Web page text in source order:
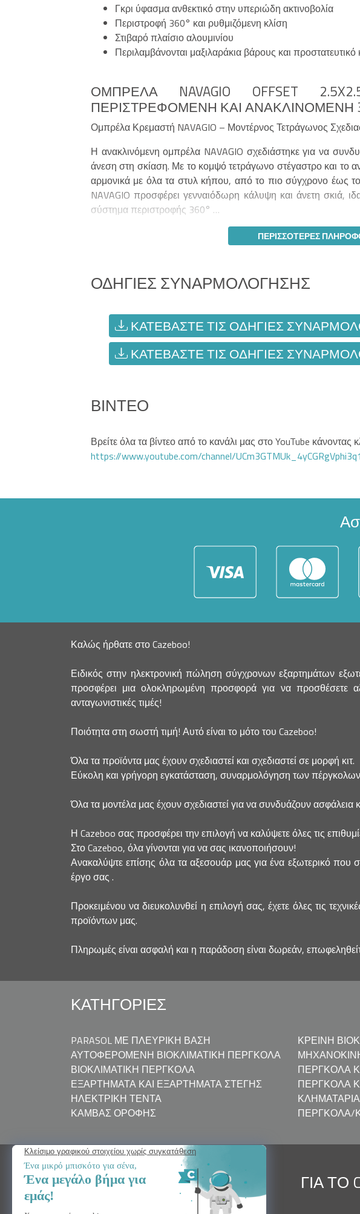
Γκρι ύφασμα ανθεκτικό στην υπεριώδη ακτινοβολία
Περιστροφή 360° και ρυθμιζόμενη κλίση
Στιβαρό πλαίσιο αλουμινίου
Περιλαμβάνονται μαξιλαράκια βάρους και
ΟΜΠΡΈΛΑ NAVAGIO OFFSET
ΠΕΡΙΣΤΡΕΦΌΜΕΝΗ ΚΑΙ ΑΝΑΚΛΙΝΌΜΕΝΗ
Ομπρέλα Κρεμαστή NAVAGIO – Μοντέρνος Τετράγωνος
Η ανακλινόμενη ομπρέλα NAVAGIO σχεδιάστηκε για να
άνεση στη σκίαση. Με το κομψό τετράγωνο στέγαστρο και το
αρμονικά με όλα τα στυλ κήπου, από το πιο σύγχρονο έως
NAVAGIO προσφέρει γενναιόδωρη κάλυψη και άνετη σκιά,
σύστημα περιστροφής 360° …
ΠΕΡΙΣΣΌΤΕΡΕΣ
ΟΔΗΓΊΕΣ ΣΥΝΑΡΜΟΛΌΓΗΣΗΣ
ΚΑΤΕΒΆΣΤΕ ΤΙΣ ΟΔΗΓΊΕΣ
ΚΑΤΕΒΆΣΤΕ ΤΙΣ ΟΔΗΓΊΕΣ
ΒΊΝΤΕΟ
Βρείτε όλα τα βίντεο από το κανάλι μας στο YouTube
https://www.youtube.com/channel/
Καλώς ήρθατε στο Cazeboo!
Ειδικός στην ηλεκτρονική πώληση σύγχρονων εξαρτημάτων
προσφέρει μια ολοκληρωμένη προσφορά για να προσθέσετε
ανταγωνιστικές τιμές!
Ποιότητα στη σωστή τιμή! Αυτό είναι το μότο του Cazeboo!
Όλα τα προϊόντα μας έχουν σχεδιαστεί και σχεδιαστεί σε μορφή κιτ.
Εύκολη και γρήγορη εγκατάσταση, συναρμολόγηση των
Όλα τα μοντέλα μας έχουν σχεδιαστεί για να συνδυάζουν ασφάλεια
Η Cazeboo σας προσφέρει την επιλογή να καλύψετε όλες τις
Στο Cazeboo, όλα γίνονται για να σας ικανοποιήσουν!
Ανακαλύψτε επίσης όλα τα αξεσουάρ μας για ένα εξωτερικό που
έργο σας .
Προκειμένου να διευκολυνθεί η επιλογή σας, έχετε όλες τις
προϊόντων μας.
Πληρωμές είναι ασφαλή και η παράδοση είναι δωρεάν,
ΚΑΤΗΓΟΡΊΕΣ
PARASOL ΜΕ ΠΛΕΥΡΙΚΉ ΒΆΣΗ
ΑΥΤΟΦΕΡΌΜΕΝΗ ΒΙΟΚΛΙΜΑΤΙΚΉ ΠΈΡΓΚΟΛΑ
ΒΙΟΚΛΙΜΑΤΙΚΉ ΠΈΡΓΚΟΛΑ
ΕΞΑΡΤΉΜΑΤΑ ΚΑΙ ΕΞΑΡΤΉΜΑΤΑ ΣΤΈΓΗΣ
ΗΛΕΚΤΡΙΚΉ ΤΈΝΤΑ
ΚΑΜΒΆΣ ΟΡΟΦΉΣ
ΚΡΕΙΝΉ
ΠΈΡΓΚΟΛΑ
ΠΈΡΓΚΟΛΑ
ΚΛΗΜΑΤΑΡΙΆ
ΠΈΡΓΚΟΛΑ/
ΧΡΕΙΆΖΕΣΤΕ ΒΟΉΘΕΙΑ ΓΙΑ ΤΟ